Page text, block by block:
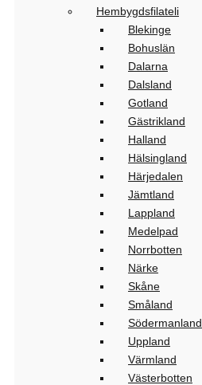
Hembygdsfilateli
Blekinge
Bohuslän
Dalarna
Dalsland
Gotland
Gästrikland
Halland
Hälsingland
Härjedalen
Jämtland
Lappland
Medelpad
Norrbotten
Närke
Skåne
Småland
Södermanland
Uppland
Värmland
Västerbotten